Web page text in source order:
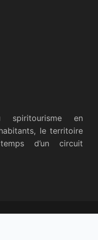
en
le territoire
d’un circuit